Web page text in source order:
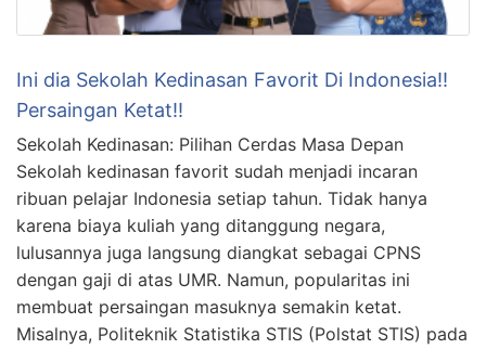
Ini dia Sekolah Kedinasan Favorit Di Indonesia!!
Persaingan Ketat!!
Sekolah Kedinasan: Pilihan Cerdas Masa Depan
Sekolah kedinasan favorit sudah menjadi incaran
ribuan pelajar Indonesia setiap tahun. Tidak hanya
karena biaya kuliah yang ditanggung negara,
lulusannya juga langsung diangkat sebagai CPNS
dengan gaji di atas UMR. Namun, popularitas ini
membuat persaingan masuknya semakin ketat.
Misalnya, Politeknik Statistika STIS (Polstat STIS) pada